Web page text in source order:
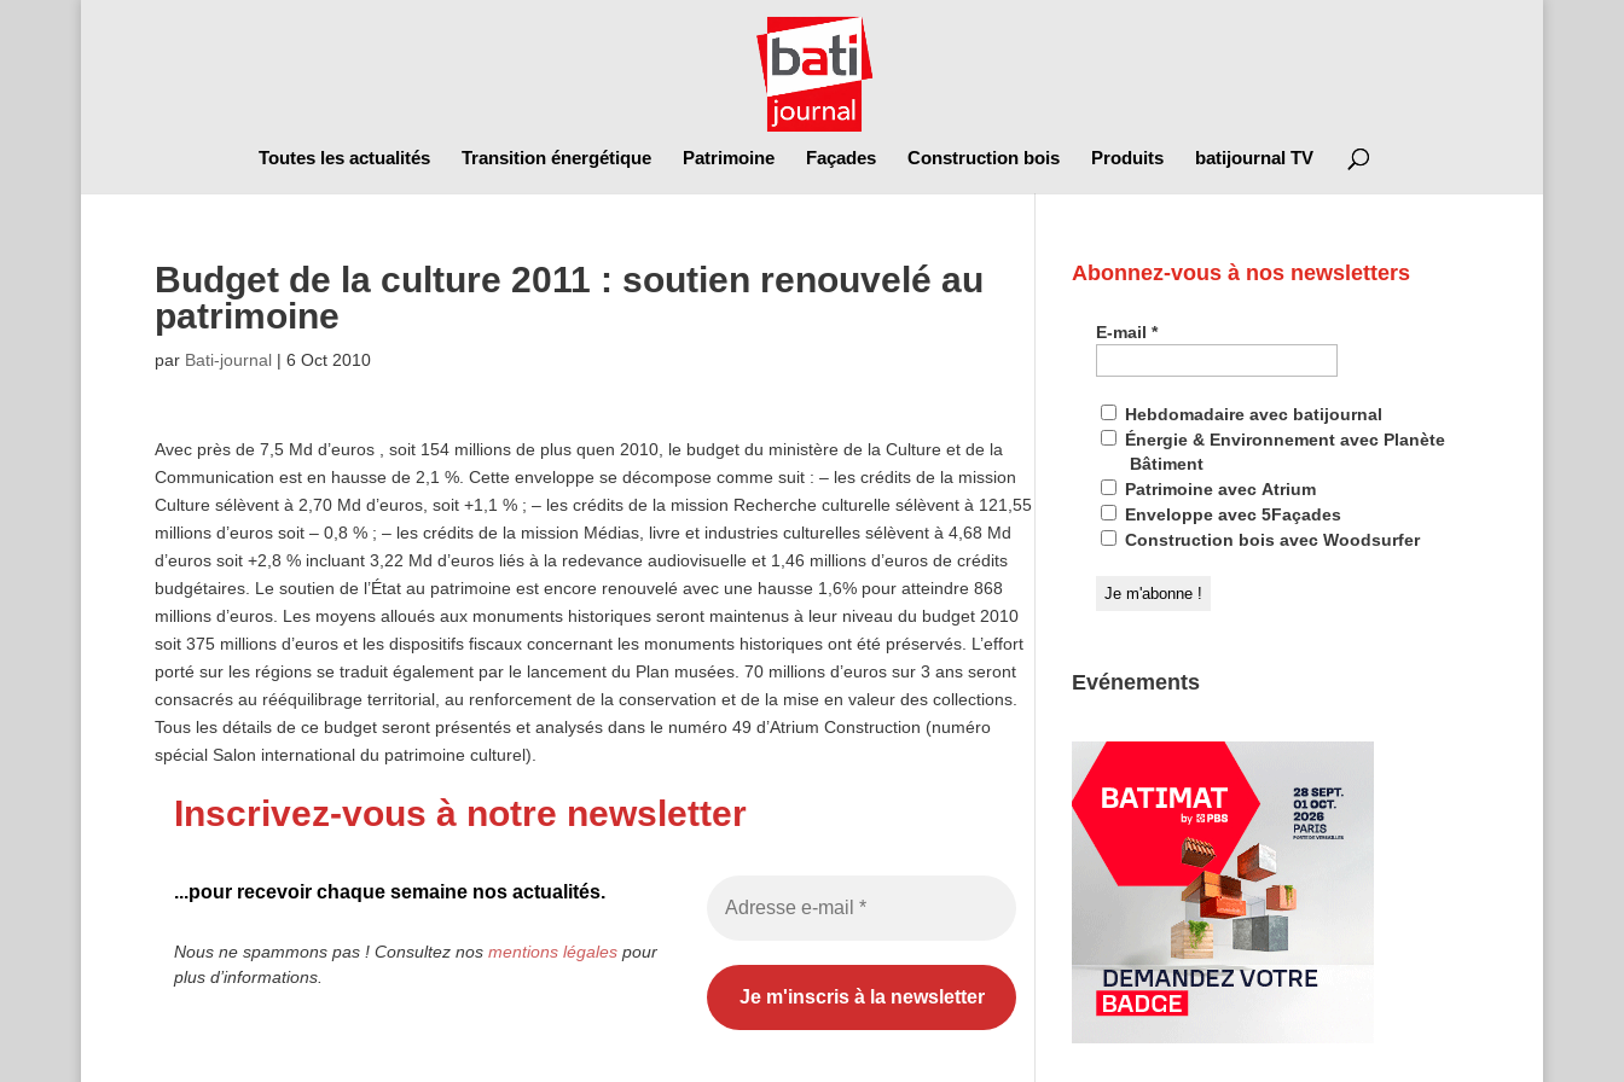
Toutes les actualités Transition énergétique Patrimoine Façades Construction bois Produits batijournal TV
Budget de la culture 2011 : soutien renouvelé au
patrimoine
par Bati-journal| 6 Oct 2010
Avec près de 7,5 Md d’euros , soit 154 millions de plus quen 2010, le budget du ministère de la Culture et de la
Communication est en hausse de 2,1 %. Cette enveloppe se décompose comme suit : – les crédits de la mission
Culture sélèvent à 2,70 Md d’euros, soit +1,1 % ; – les crédits de la mission Recherche culturelle sélèvent à 121,55
millions d’euros soit – 0,8 % ; – les crédits de la mission Médias, livre et industries culturelles sélèvent à 4,68 Md
d’euros soit +2,8 % incluant 3,22 Md d’euros liés à la redevance audiovisuelle et 1,46 millions d’euros de crédits
budgétaires. Le soutien de l’État au patrimoine est encore renouvelé avec une hausse 1,6% pour atteindre 868
millions d’euros. Les moyens alloués aux monuments historiques seront maintenus à leur niveau du budget 2010
soit 375 millions d’euros et les dispositifs fiscaux concernant les monuments historiques ont été préservés. L’effort
porté sur les régions se traduit également par le lancement du Plan musées. 70 millions d’euros sur 3 ans seront
consacrés au rééquilibrage territorial, au renforcement de la conservation et de la mise en valeur des collections.
Tous les détails de ce budget seront présentés et analysés dans le numéro 49 d’Atrium Construction (numéro
spécial Salon international du patrimoine culturel).
Inscrivez-vous à notre newsletter
...pour recevoir chaque semaine nos actualités.
Nous ne spammons pas ! Consultez nos mentions légalespour
plus d’informations.
Abonnez-vous à nos newsletters
E-mail*
Hebdomadaire avec batijournal
Énergie & Environnement avec Planète
Bâtiment
Patrimoine avec Atrium
Enveloppe avec 5Façades
Construction bois avec Woodsurfer
Evénements